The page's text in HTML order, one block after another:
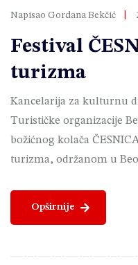
Napisao Gordana Bekčić
Festival
turizma
Kancelarija za kulturnu
Turističke organizacije
božićnog kolača
turizma, održanom u
Opširnije